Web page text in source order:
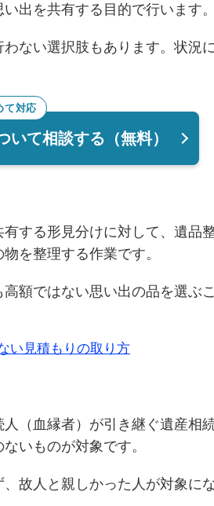
出を共有する目的で行います。
ない選択肢もあります。状況
て対応
いて相談する（無料）
する形見分けに対して、遺品
を整理する作業です。
高額ではない思い出の品を選ぶ
い見積もりの取り方
（血縁者）が引き継ぐ遺産相続
いものが対象です。
故人と親しかった人が対象にな